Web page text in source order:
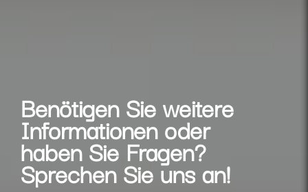
Benötigen Sie weitere
Informationen oder
haben Sie Fragen?
Sprechen Sie uns an!